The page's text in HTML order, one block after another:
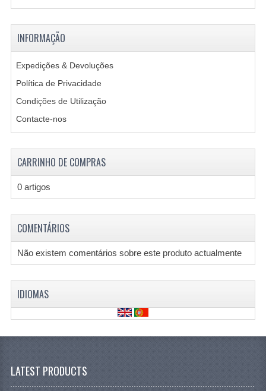
NOTAFILIA
INFORMAÇÃO
Expedições & Devoluções
Política de Privacidade
Condições de Utilização
Contacte-nos
CARRINHO DE COMPRAS
0 artigos
COMENTÁRIOS
Não existem comentários sobre este produto actualmente
IDIOMAS
LATEST PRODUCTS